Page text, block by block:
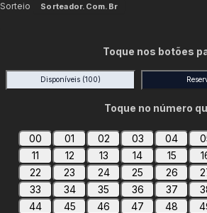
Sorteio Sorteador.com.br
Toque nos botões
Disponíveis (100)
Toque no número
00 01 02 03 04
11
12 13 14 15
22
23 24 25 26
33
34 35 36 37
44
45 46 47 48